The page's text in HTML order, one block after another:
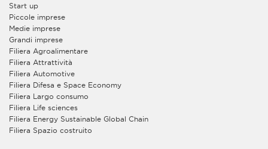
Start up
Piccole imprese
Medie imprese
Grandi imprese
Filiera Agroalimentare
Filiera Attrattività
Filiera Automotive
Filiera Difesa e Space Economy
Filiera Largo consumo
Filiera Life sciences
Filiera Energy Sustainable Global Chain
Filiera Spazio costruito